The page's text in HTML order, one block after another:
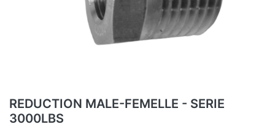
REDUCTION MALE-FEMELLE - SERIE
3000LBS